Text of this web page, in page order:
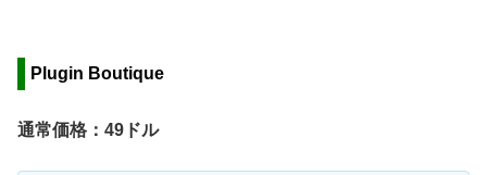
Plugin Boutique
通常価格：49ドル